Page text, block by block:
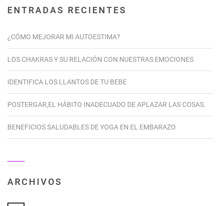
ENTRADAS RECIENTES
¿CÓMO MEJORAR MI AUTOESTIMA?
LOS CHAKRAS Y SU RELACIÓN CON NUESTRAS EMOCIONES
IDENTIFICA LOS LLANTOS DE TU BEBE
POSTERGAR,EL HÁBITO INADECUADO DE APLAZAR LAS COSAS.
BENEFICIOS SALUDABLES DE YOGA EN EL EMBARAZO
ARCHIVOS